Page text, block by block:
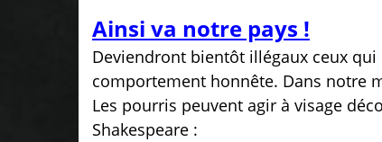
Ainsi va notre pays !
Deviendront bientôt illégaux ceux
comportement honnête. Dans notre
Les pourris peuvent agir à visage
Shakespeare :